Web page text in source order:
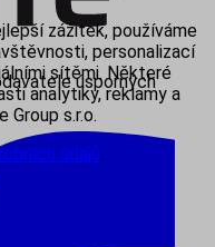
úsporných
zážitek, používáme
personalizací
sítěmi. Některé
analytiky, reklamy a
s.r.o.
údajů.